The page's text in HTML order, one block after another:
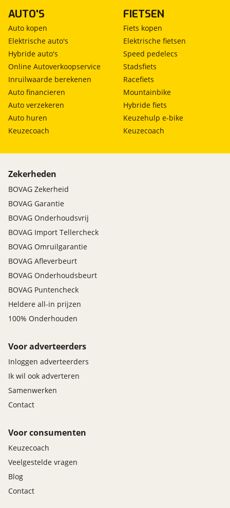
AUTO'S
Auto kopen
Elektrische auto's
Hybride auto's
Online Autoverkoopservice
Inruilwaarde berekenen
Auto financieren
Auto verzekeren
Auto huren
Keuzecoach
FIETSEN
Fiets kopen
Elektrische fietsen
Speed pedelecs
Stadsfiets
Racefiets
Mountainbike
Hybride fiets
Keuzehulp e-bike
Keuzecoach
Zekerheden
BOVAG Zekerheid
BOVAG Garantie
BOVAG Onderhoudsvrij
BOVAG Import Tellercheck
BOVAG Omruilgarantie
BOVAG Afleverbeurt
BOVAG Onderhoudsbeurt
BOVAG Puntencheck
Heldere all-in prijzen
100% Onderhouden
Voor adverteerders
Inloggen adverteerders
Ik wil ook adverteren
Samenwerken
Contact
Voor consumenten
Keuzecoach
Veelgestelde vragen
Blog
Contact